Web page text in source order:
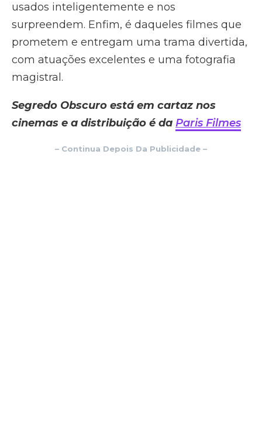
usados inteligentemente e nos
surpreendem. Enfim, é daqueles filmes que
prometem e entregam uma trama divertida,
com atuações excelentes e uma fotografia
magistral.
Segredo Obscuro está em cartaz nos
cinemas e a distribuição é da Paris Filmes
– Continua Depois Da Publicidade –